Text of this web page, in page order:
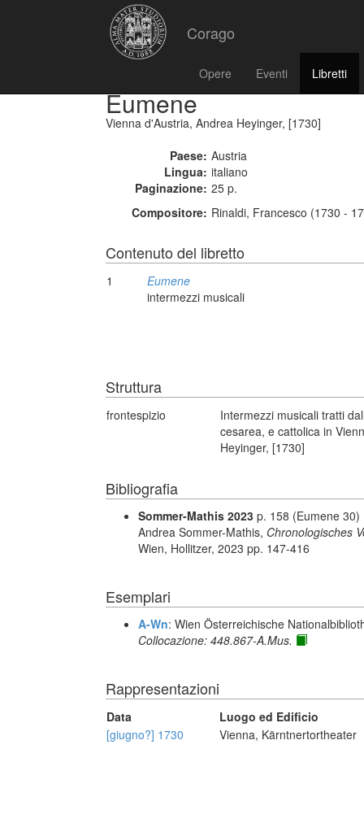
Corago
Opere Eventi Libretti
Eumene
Vienna d'Austria, Andrea Heyinger, [1730]
Paese: Austria
Lingua: italiano
Paginazione: 25 p.
Compositore: Rinaldi, Francesco (1730 -
Contenuto del libretto
1
Eumene
intermezzi musicali
Struttura
frontespizio
Intermezzi musicali tratti
cesarea, e cattolica in
Heyinger, [1730]
Bibliografia
Sommer-Mathis 2023 p. 158 (Eumene 30)
Andrea Sommer-Mathis, Chronologisches
Wien, Hollitzer, 2023 pp. 147-416
Esemplari
A-Wn: Wien Österreichische
Collocazione: 448.867-A.Mus.
Rappresentazioni
Data
Luogo ed Edificio
[giugno?] 1730
Vienna, Kärntnertortheater